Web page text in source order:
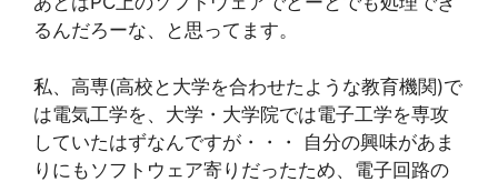
るんだろーな、と思ってます。
私、高専(高校と大学を合わせたような教育機関)で
は電気工学を、大学・大学院では電子工学を専攻
していたはずなんですが・・・ 自分の興味があま
りにもソフトウェア寄りだったため、電子回路の